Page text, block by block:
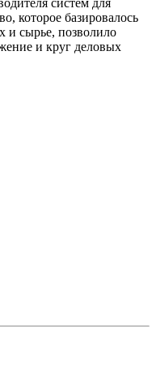
систем для
которое базировалось
и сырье, позволило
и круг деловых